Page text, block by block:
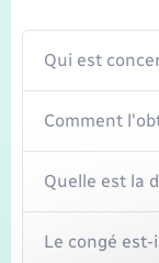
Transports
Voirie et
Qui est
Comment
Quelle est la
Le congé